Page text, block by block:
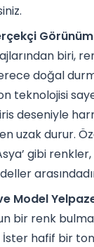
biri,
doğal
teknolojisi
deseniyle
uzak durur.
gibi
Model
bir renk
hafif bir